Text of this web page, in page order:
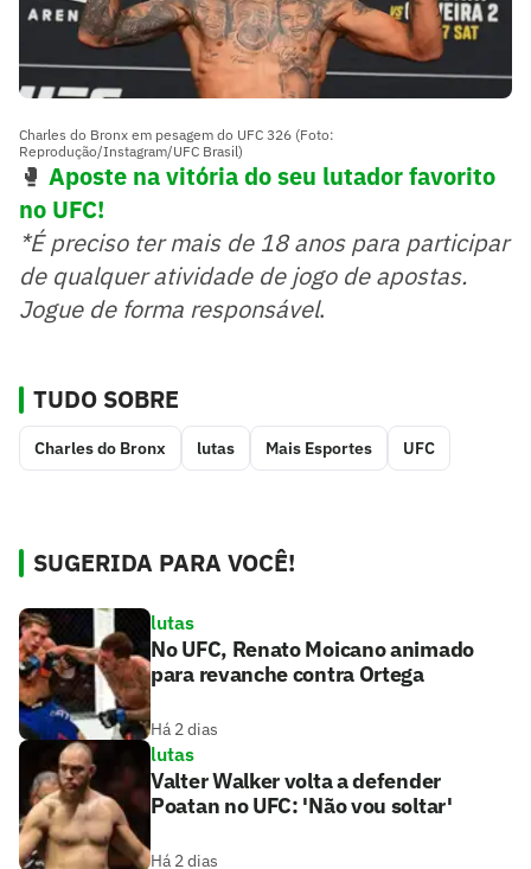
Charles do Bronx em pesagem do UFC 326 (Foto:
Reprodução/Instagram/UFC Brasil)
🥊 Aposte na vitória do seu lutador favorito
no UFC!
*É preciso ter mais de 18 anos para participar
de qualquer atividade de jogo de apostas.
Jogue de forma responsável.
TUDO SOBRE
Charles do Bronx lutas Mais Esportes UFC
SUGERIDA PARA VOCÊ!
lutas
No UFC, Renato Moicano animado
para revanche contra Ortega
Há 2 dias
lutas
Valter Walker volta a defender
Poatan no UFC: 'Não vou soltar'
Há 2 dias